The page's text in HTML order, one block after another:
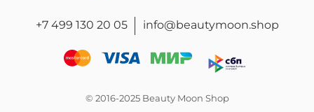
+7 499 130 20 05 info@beautymoon.shop
© 2016-2025 Beauty Moon Shop